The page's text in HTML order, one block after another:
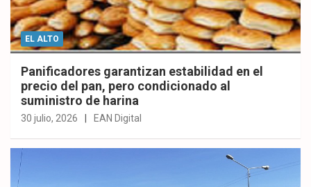
EL ALTO
Panificadores garantizan estabilidad en el
precio del pan, pero condicionado al
suministro de harina
30 julio, 2026 EAN Digital